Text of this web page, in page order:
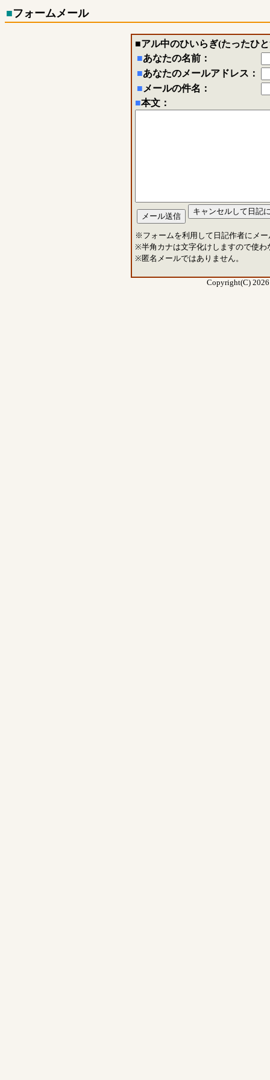
■フォームメール
■アル中のひいらぎ(たったひ
■あなたの名前：
■あなたのメールアドレス：
■ メールの件名：
■本文：
※フォームを利用して日記作者にメ
※半角カナは文字化けしますので使わ
※匿名メールではありません。
Copyright(C)